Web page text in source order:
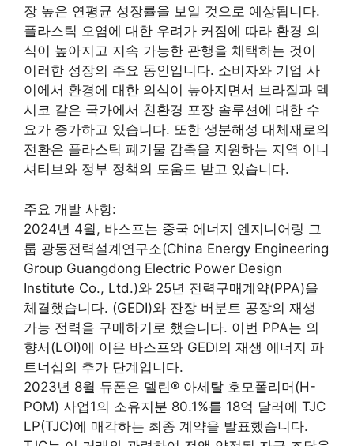
장 높은 연평균 성장률을 보일 것으로 예상됩니다.
플라스틱 오염에 대한 우려가 커짐에 따라 환경 의
식이 높아지고 지속 가능한 관행을 채택하는 것이
이러한 성장의 주요 동인입니다. 소비자와 기업 사
이에서 환경에 대한 의식이 높아지면서 브라질과 멕
시코 같은 국가에서 친환경 포장 솔루션에 대한 수
요가 증가하고 있습니다. 또한 생분해성 대체재로의
전환은 플라스틱 폐기물 감축을 지원하는 지역 이니
셔티브와 정부 정책의 도움도 받고 있습니다.
주요 개발 사항:
2024년 4월, 바스프는 중국 에너지 엔지니어링 그
룹 광동전력설계연구소(China Energy Engineering
Group Guangdong Electric Power Design
Institute Co., Ltd.)와 25년 전력구매계약(PPA)을
체결했습니다. (GEDI)와 잔장 버분트 공장의 재생
가능 전력을 구매하기로 했습니다. 이번 PPA는 의
향서(LOI)에 이은 바스프와 GEDI의 재생 에너지 파
트너십의 추가 단계입니다.
2023년 8월 듀폰은 델린® 아세탈 호모폴리머(H-
POM) 사업1의 소유지분 80.1%를 18억 달러에 TJC
LP(TJC)에 매각하는 최종 계약을 발표했습니다.